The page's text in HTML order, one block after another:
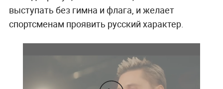
выступать без гимна и флага, и желает
спортсменам проявить русский характер.